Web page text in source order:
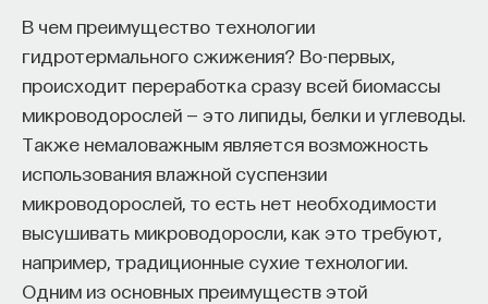
В чем преимущество технологии
гидротермального сжижения? Во-первых,
происходит переработка сразу всей биомассы
микроводорослей — это липиды, белки и углеводы.
Также немаловажным является возможность
использования влажной суспензии
микроводорослей, то есть нет необходимости
высушивать микроводоросли, как это требуют,
например, традиционные сухие технологии.
Одним из основных преимуществ этой
Ульяна Раведовская
Сения Долгачева
редактор ПостНауки
ИСКУССТВЕННЫЙ ИНТЕЛЛЕКТ
220 публикаций